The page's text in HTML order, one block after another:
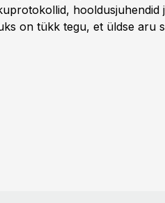
hooldusjuhendid
on tükk tegu, et üldse aru